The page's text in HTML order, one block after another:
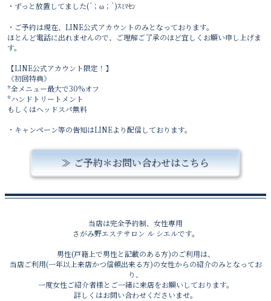
・ずっと放置してました(´；ω；`)ｽﾐﾏｾﾝ
・ご予約は現在、LINE公式アカウントのみとなっております。
ほとんど電話に出れませんので、ご理解ご了承のほど宜しくお願い申し上げま
す。
【LINE公式アカウント限定！】
《初回特典》
*全メニュー最大で30%オフ
*ハンドトリートメント
もしくはヘッドスパ無料
・キャンペーン等の告知はLINEより配信しております。
ご予約＊お問い合わせはこちら
当店は完全予約制、女性専用
さがみ野エステサロン ル シエルです。
男性(戸籍上で男性と記載のある方)のご利用は、
当店ご利用(一年以上来店かつ信頼出来る方)の女性からの紹介のみとなってお
り、
一度女性ご紹介者様とご一緒に来店をお願いしております。
詳しくはお問い合わせくださいませ。